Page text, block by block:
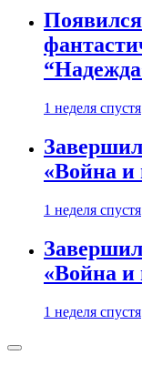
1 неделя спустя
«Война и
1 неделя спустя
«Война и
1 неделя спустя